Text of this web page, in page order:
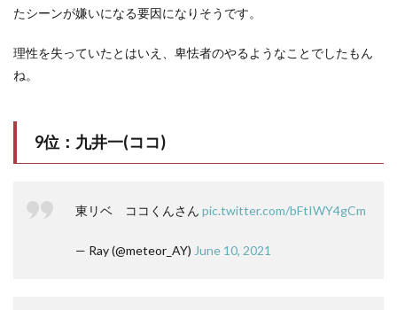
たシーンが嫌いになる要因になりそうです。
理性を失っていたとはいえ、卑怯者のやるようなことでしたもん
ね。
9位：九井一(ココ)
東リベ ココくんさん pic.twitter.com/bFtIWY4gCm
— Ray (@meteor_AY) June 10, 2021